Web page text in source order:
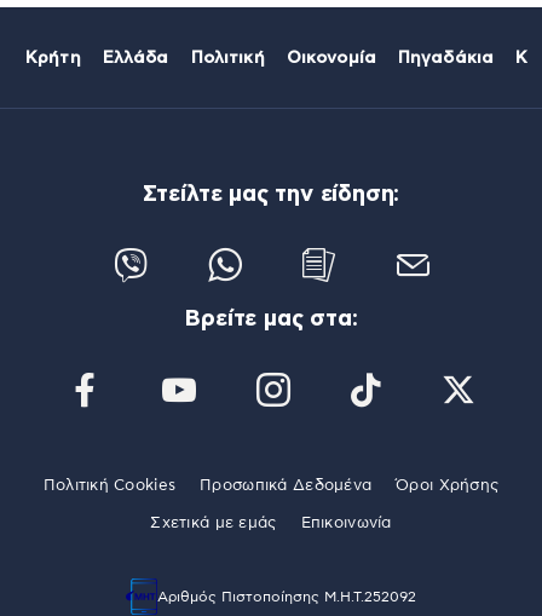
Κρήτη Ελλάδα Πολιτική Οικονομία Πηγαδάκια
Στείλτε μας την είδηση:
Βρείτε μας στα:
Πολιτική Cookies Προσωπικά Δεδομένα Όροι Χρήσης
Σχετικά με εμάς Επικοινωνία
Αριθμός Πιστοποίησης Μ.Η.Τ.252092